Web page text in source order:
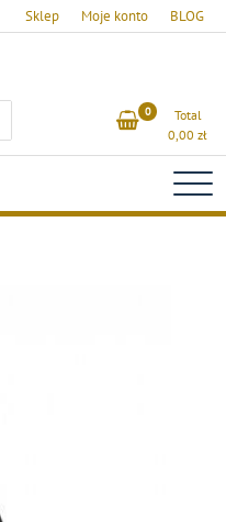
Sklep Moje konto BLOG
0
Total
0,00 zł